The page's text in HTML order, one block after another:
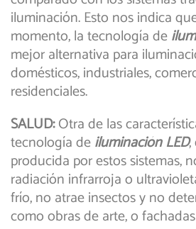
iluminación. Esto nos indica
momento, la tecnología de
mejor alternativa para
domésticos, industriales,
residenciales.
SALUD:Otra de las
tecnología deiluminación LED,
producida por estos sistemas,
radiación infrarroja o
frío, no atrae insectos y no
como obras de arte, o